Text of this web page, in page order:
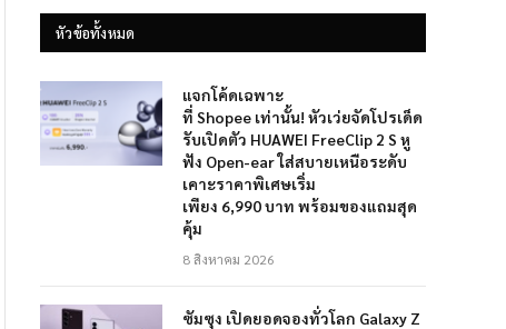
หัวข้อทั้งหมด
แจกโค้ดเฉพาะ
ที่ Shopee เท่านั้น! หัวเว่ยจัดโปรเด็ด
รับเปิดตัว HUAWEI FreeClip 2 S หู
ฟัง Open-ear ใส่สบายเหนือระดับ
เคาะราคาพิเศษเริ่ม
เพียง 6,990 บาท พร้อมของแถมสุด
คุ้ม
8 สิงหาคม 2026
ซัมซุง เปิดยอดจองทั่วโลก Galaxy Z